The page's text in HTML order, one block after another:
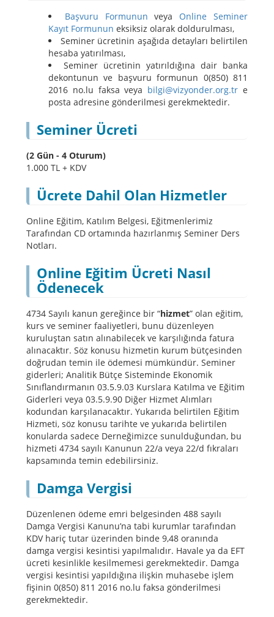
Başvuru Formunun veya Online Seminer
Kayıt Formunun eksiksiz olarak doldurulması,
Seminer ücretinin aşağıda detayları belirtilen
hesaba yatırılması,
Seminer ücretinin yatırıldığına dair banka
dekontunun ve başvuru formunun 0(850) 811
2016 no.lu faksa veya bilgi@vizyonder.org.tr e
posta adresine gönderilmesi gerekmektedir.
Seminer Ücreti
(2 Gün - 4 Oturum)
1.000 TL + KDV
Ücrete Dahil Olan Hizmetler
Online Eğitim, Katılım Belgesi, Eğitmenlerimiz
Tarafından CD ortamında hazırlanmış Seminer Ders
Notları.
Online Eğitim Ücreti Nasıl
Ödenecek
4734 Sayılı kanun gereğince bir “hizmet” olan eğitim,
kurs ve seminer faaliyetleri, bunu düzenleyen
kuruluştan satın alınabilecek ve karşılığında fatura
alınacaktır. Söz konusu hizmetin kurum bütçesinden
doğrudan temin ile ödemesi mümkündür. Seminer
giderleri; Analitik Bütçe Sisteminde Ekonomik
Sınıflandırmanın 03.5.9.03 Kurslara Katılma ve Eğitim
Giderleri veya 03.5.9.90 Diğer Hizmet Alımları
kodundan karşılanacaktır. Yukarıda belirtilen Eğitim
Hizmeti, söz konusu tarihte ve yukarıda belirtilen
konularda sadece Derneğimizce sunulduğundan, bu
hizmeti 4734 sayılı Kanunun 22/a veya 22/d fıkraları
kapsamında temin edebilirsiniz.
Damga Vergisi
Düzenlenen ödeme emri belgesinden 488 sayılı
Damga Vergisi Kanunu’na tabi kurumlar tarafından
KDV hariç tutar üzerinden binde 9,48 oranında
damga vergisi kesintisi yapılmalıdır. Havale ya da EFT
ücreti kesinlikle kesilmemesi gerekmektedir. Damga
vergisi kesintisi yapıldığına ilişkin muhasebe işlem
fişinin 0(850) 811 2016 no.lu faksa gönderilmesi
gerekmektedir.